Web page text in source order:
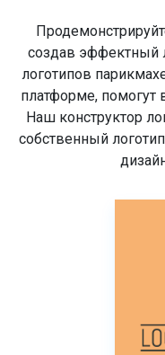
создав эффектный
логотипов
платформе, помогут
Наш конструктор
собственный